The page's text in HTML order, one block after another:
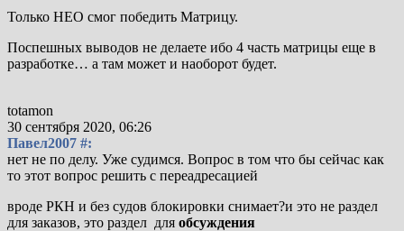
Только НЕО смог победить Матрицу.
Поспешных выводов не делаете ибо 4 часть матрицы еще в
разработке… а там может и наоборот будет.
totamon
30 сентября 2020, 06:26
Павел2007 #:
нет не по делу. Уже судимся. Вопрос в том что бы сейчас как
то этот вопрос решить с переадресацией
вроде РКН и без судов блокировки снимает?и это не раздел
для заказов, это раздел для обсуждения